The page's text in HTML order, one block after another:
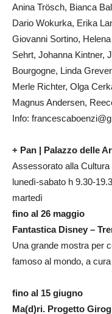
Anina Trösch, Bianca
Da­rio Wokurka, Erika
Giovanni Sortino,
Sehrt, Johanna Kintner,
Bourgogne, Linda
Merle Richter, Olga
Magnus Andersen,
Info:
+ Pan | Palazzo delle
Assessorato alla
lunedì-sabato h 9.30-
martedì
fino al 26 maggio
Fantastica Disney –
Una grande mostra per
famoso al mondo, a
fino al 15 giugno
Ma(d)ri. Progetto